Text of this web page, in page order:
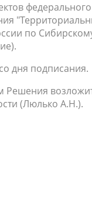
по
дня подписания.
Решения
(Люлько А.Н.).